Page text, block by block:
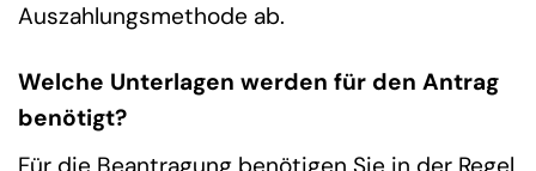
Auszahlungsmethode ab.
Welche Unterlagen werden für den Antrag
benötigt?